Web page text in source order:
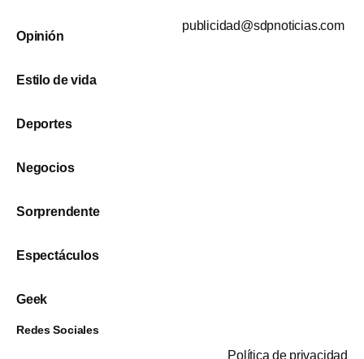
Opinión
Estilo de vida
Deportes
Negocios
Sorprendente
Espectáculos
Geek
publicidad@sdpnoticias.com
Redes Sociales
Política de privacidad